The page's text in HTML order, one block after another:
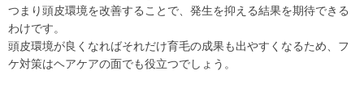
つまり頭皮環境を改善することで、発生を抑える結果を期待できる
わけです。
頭皮環境が良くなればそれだけ育毛の成果も出やすくなるため、フ
ケ対策はヘアケアの面でも役立つでしょう。